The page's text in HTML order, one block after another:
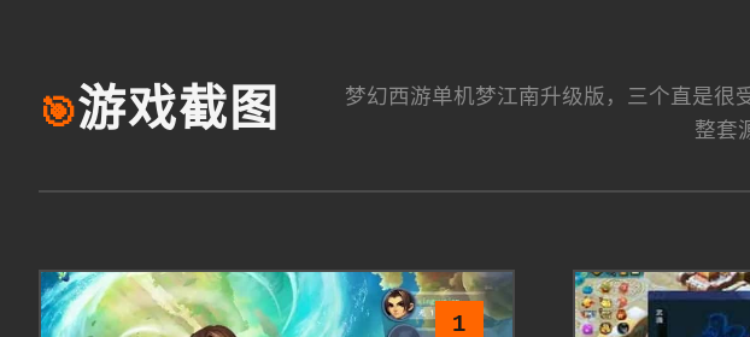
🎯游戏截图
梦幻西游单机梦江南升级版，三个直是很
整套
1